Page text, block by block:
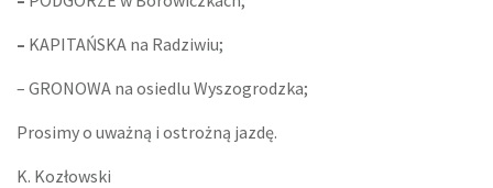
– KAPITAŃSKA na Radziwiu;
– GRONOWA na osiedlu Wyszogrodzka;
Prosimy o uważną i ostrożną jazdę.
K. Kozłowski